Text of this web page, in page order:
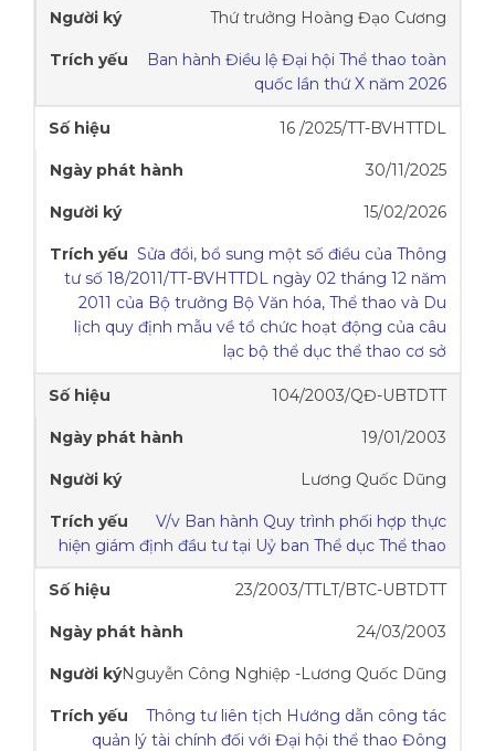
Thứ trưởng Hoàng Đạo Cương
Ban hành Điều lệ Đại hội Thể thao toàn
quốc lần thứ X năm 2026
16 /2025/TT-BVHTTDL
30/11/2025
15/02/2026
Sửa đổi, bổ sung một số điều của Thông
tư số 18/2011/TT-BVHTTDL ngày 02 tháng 12 năm
2011 của Bộ trưởng Bộ Văn hóa, Thể thao và Du
lịch quy định mẫu về tổ chức hoạt động của câu
lạc bộ thể dục thể thao cơ sở
104/2003/QĐ-UBTDTT
19/01/2003
Lương Quốc Dũng
V/v Ban hành Quy trình phối hợp thực
hiện giám định đầu tư tại Uỷ ban Thể dục Thể thao
23/2003/TTLT/BTC-UBTDTT
24/03/2003
Nguyễn Công Nghiệp -Lương Quốc Dũng
Thông tư liên tịch Hướng dẫn công tác
quản lý tài chính đối với Đại hội thể thao Đông